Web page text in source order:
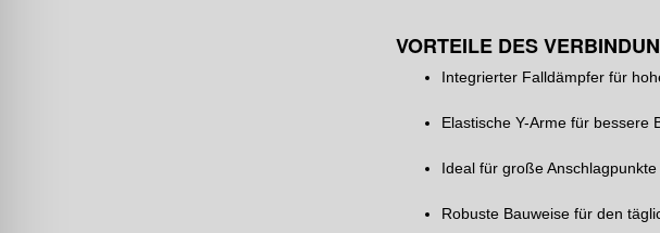
VORTEILE DES
Integrierter Falldämpfer für
Elastische Y-Arme für bessere
Ideal für große Anschlagpunkte
Robuste Bauweise für den